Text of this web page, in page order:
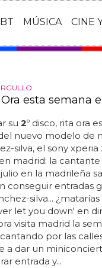
MÚSICA CINE
esta semana
su 2º disco, rita ora
nuevo modelo de
silva, el sony xperia
madrid: la
en la madrileña
conseguir entradas
silva...
let you down' en
visita madrid la
por las
a dar un
entrada y...